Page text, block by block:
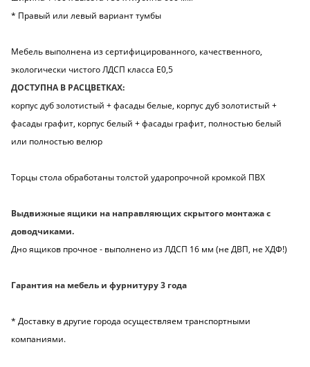
* Правый или левый вариант тумбы
Мебель выполнена из сертифицированного, качественного,
экологически чистого ЛДСП класса Е0,5
ДОСТУПНА В РАСЦВЕТКАХ:
корпус дуб золотистый + фасады белые, корпус дуб золотистый +
фасады графит, корпус белый + фасады графит, полностью белый
или полностью велюр
Торцы стола обработаны толстой ударопрочной кромкой ПВХ
Выдвижные ящики на направляющих скрытого монтажа с
доводчиками.
Дно ящиков прочное - выполнено из ЛДСП 16 мм (не ДВП, не ХДФ!)
Гарантия на мебель и фурнитуру 3 года
* Доставку в другие города осуществляем транспортными
компаниями.